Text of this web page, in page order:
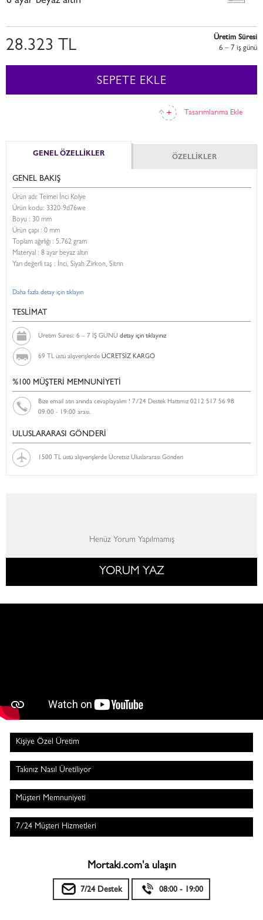
Tasarımlarıma Ekle
28.323 TL
Üretim Süresi
6 – 7 i̇ş günü
SEPETE EKLE
GENEL ÖZELLİKLER ÖZELLİKLER
GENEL BAKIŞ
Ürün adı: Teimei İnci Kolye
Ürün kodu: 3320-9d76we
Boyu : 30 mm
Ürün çapı : 0 mm
Toplam ağırlığı : 5.762 gram
Materyal : 8 ayar beyaz altın
Yarı değerli taş : İnci, Siyah Zirkon, Sitrin
Daha fazla detay için tıklayın
TESLİMAT
Üretim Süresi: 6 – 7 İŞ GÜNÜ detay için tıklayınız
69 TL üstü alışverişlerde ÜCRETSİZ KARGO
%100 MÜŞTERİ MEMNUNİYETİ
Bize email atın anında cevaplayalım ! 7/24 Destek Hattımız 0212 517 56 98
09:00 - 19:00 arası.
ULUSLARARASI GÖNDERİ
1500 TL üstü alışverişlerde Ücretsiz Uluslararası Gönderi
Henüz Yorum Yapılmamış
YORUM YAZ
Kişiye Özel Üretim
Takınız Nasıl Üretiliyor
Müşteri Memnuniyeti
7/24 Müşteri Hizmetleri
Mortaki.com'a ulaşın
7/24 Destek 08:00 - 19:00